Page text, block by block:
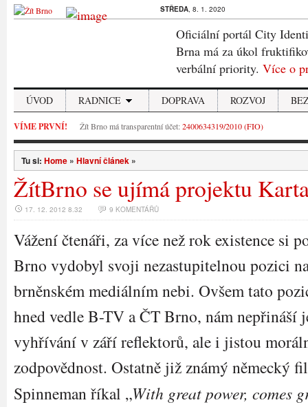
STŘEDA, 8. 1. 2020
Oficiální portál City
Brna má za úkol
verbální priority. Více o
ÚVOD RADNICE DOPRAVA ROZVOJ
VÍME PRVNÍ! Žít Brno má transparentní účet:2400634319/2010 (FIO)
Tu si: Home » Hlavní článek »
ŽítBrno se ujímá projektu
17. 12. 2012 8.32 9 KOMENTÁŘŮ
Vážení čtenáři, za více než rok existence si
Brno vydobyl svoji nezastupitelnou pozici
brněnském mediálním nebi. Ovšem tato
hned vedle B-TV a ČT Brno, nám nepřináší
vyhřívání v září reflektorů, ale i jistou
zodpovědnost. Ostatně již známý německý
Spinneman říkal „With great power, comes